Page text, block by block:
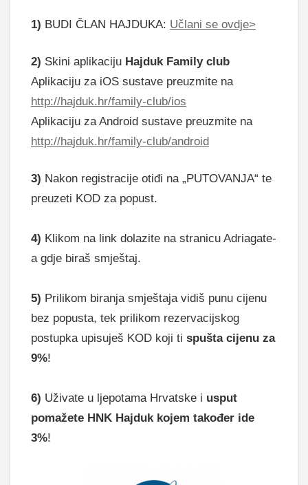
1) BUDI ČLAN HAJDUKA: Učlani se ovdje>
2) Skini aplikaciju Hajduk Family club
Aplikaciju za iOS sustave preuzmite na
http://hajduk.hr/family-club/ios
Aplikaciju za Android sustave preuzmite na
http://hajduk.hr/family-club/android
3) Nakon registracije otiđi na „PUTOVANJA“ te
preuzeti KOD za popust.
4) Klikom na link dolazite na stranicu Adriagate-
a gdje biraš smještaj.
5) Prilikom biranja smještaja vidiš punu cijenu
bez popusta, tek prilikom rezervacijskog
postupka upisuješ KOD koji ti spušta cijenu za
9%!
6) Uživate u ljepotama Hrvatske i usput
pomažete HNK Hajduk kojem također ide
3%!